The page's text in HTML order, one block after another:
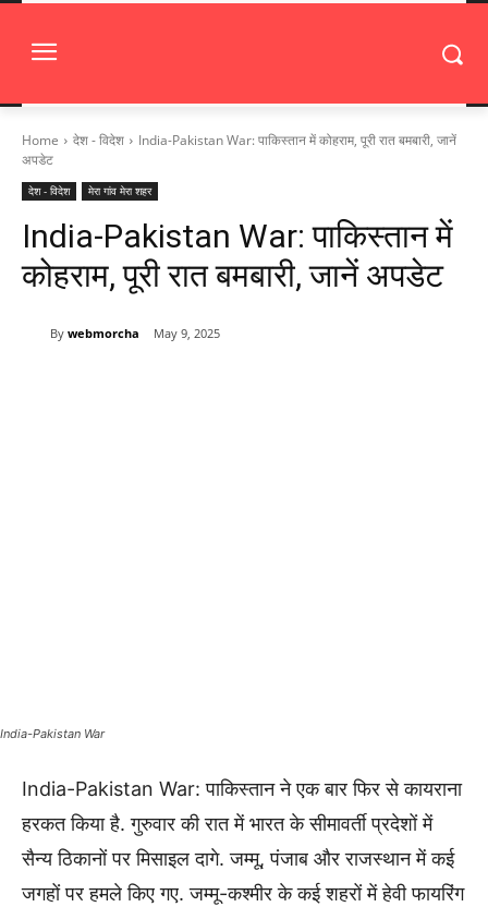
Home देश - विदेश
India-Pakistan War: पाकिस्तान में कोहराम, पूरी रात बमबारी, जानें
अपडेट
देश - विदेश मेरा गांव मेरा शहर
India-Pakistan War: पाकिस्तान में
कोहराम, पूरी रात बमबारी, जानें अपडेट
By webmorcha May 9, 2025
India-Pakistan War
India-Pakistan War: पाकिस्तान ने एक बार फिर से कायराना
हरकत किया है. गुरुवार की रात में भारत के सीमावर्ती प्रदेशों में
सैन्य ठिकानों पर मिसाइल दागे. जम्मू, पंजाब और राजस्थान में कई
जगहों पर हमले किए गए. जम्मू-कश्मीर के कई शहरों में हेवी फायरिंग